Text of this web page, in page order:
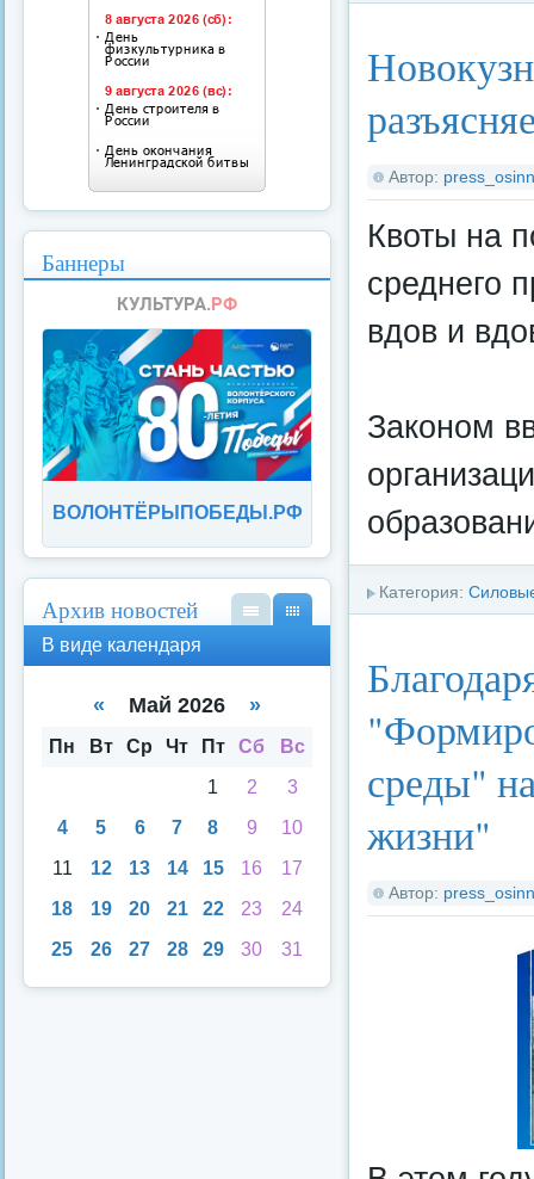
Автор:
Квоты на
среднего
вдов и
Законом
Категория:
среды"
жизни"
Автор:
Баннеры
ВОЛОНТЁРЫПОБЕДЫ.РФ
Архив новостей
аря
спи
В виде календаря
« Май 2026 »
Пн Вт Ср Чт Пт Сб
Вс
1
2
3
4
5 6 7 8 9
10
11
12 13 14 15 16
17
18
19 20 21 22 23
24
25
26 27 28 29 30 31